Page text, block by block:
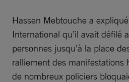
Hassen Mebtouche a
International qu’il avait défilé
personnes jusqu’à la place
ralliement des manifestations
de nombreux policiers